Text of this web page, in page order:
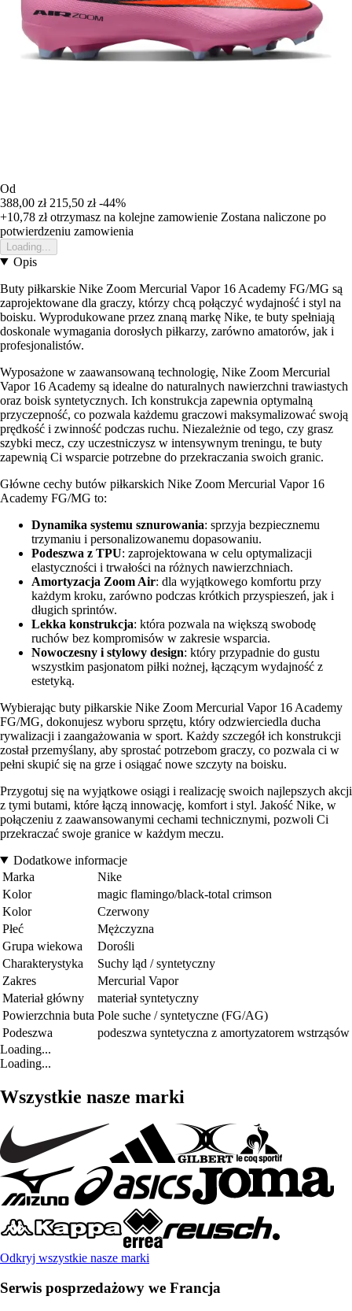
Od
388,00 zł 215,50 zł -44%
+10,78 złotrzymasz na kolejne zamowienie Zostana naliczone po
potwierdzeniu zamowienia
Loading...
Opis
Buty piłkarskie Nike Zoom Mercurial Vapor 16 Academy FG/MG są
zaprojektowane dla graczy, którzy chcą połączyć wydajność i styl na
boisku. Wyprodukowane przez znaną markę Nike, te buty spełniają
doskonale wymagania dorosłych piłkarzy, zarówno amatorów, jak i
profesjonalistów.
Wyposażone w zaawansowaną technologię, Nike Zoom Mercurial
Vapor 16 Academy są idealne do naturalnych nawierzchni trawiastych
oraz boisk syntetycznych. Ich konstrukcja zapewnia optymalną
przyczepność, co pozwala każdemu graczowi maksymalizować swoją
prędkość i zwinność podczas ruchu. Niezależnie od tego, czy grasz
szybki mecz, czy uczestniczysz w intensywnym treningu, te buty
zapewnią Ci wsparcie potrzebne do przekraczania swoich granic.
Główne cechy butów piłkarskich Nike Zoom Mercurial Vapor 16
Academy FG/MG to:
Dynamika systemu sznurowania: sprzyja bezpiecznemu
trzymaniu i personalizowanemu dopasowaniu.
Podeszwa z TPU: zaprojektowana w celu optymalizacji
elastyczności i trwałości na różnych nawierzchniach.
Amortyzacja Zoom Air: dla wyjątkowego komfortu przy
każdym kroku, zarówno podczas krótkich przyspieszeń, jak i
długich sprintów.
Lekka konstrukcja: która pozwala na większą swobodę
ruchów bez kompromisów w zakresie wsparcia.
Nowoczesny i stylowy design: który przypadnie do gustu
wszystkim pasjonatom piłki nożnej, łączącym wydajność z
estetyką.
Wybierając buty piłkarskie Nike Zoom Mercurial Vapor 16 Academy
FG/MG, dokonujesz wyboru sprzętu, który odzwierciedla ducha
rywalizacji i zaangażowania w sport. Każdy szczegół ich konstrukcji
został przemyślany, aby sprostać potrzebom graczy, co pozwala ci w
pełni skupić się na grze i osiągać nowe szczyty na boisku.
Przygotuj się na wyjątkowe osiągi i realizację swoich najlepszych akcji
z tymi butami, które łączą innowację, komfort i styl. Jakość Nike, w
połączeniu z zaawansowanymi cechami technicznymi, pozwoli Ci
przekraczać swoje granice w każdym meczu.
Dodatkowe informacje
Marka
Nike
Kolor
magic flamingo/black-total crimson
Kolor
Czerwony
Płeć
Mężczyzna
Grupa wiekowa
Dorośli
Charakterystyka
Suchy ląd / syntetyczny
Zakres
Mercurial Vapor
Materiał główny
materiał syntetyczny
Powierzchnia buta Pole suche / syntetyczne (FG/AG)
Podeszwa
podeszwa syntetyczna z amortyzatorem wstrząsów
Loading...
Loading...
Wszystkie nasze marki
Odkryj wszystkie nasze marki
Serwis posprzedażowy we Francja